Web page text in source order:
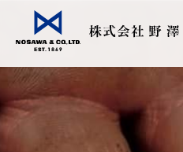
会社情報
事業紹介
Topics
採用情報